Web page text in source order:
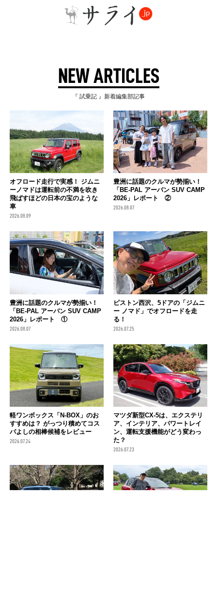
NEW ARTICLES
『 試乗記 』新着編集部記事
オフロード走行で実感！ ジムニ
ーノマドは運転前の不満を吹き
飛ばすほどの日本の宝のような
車
2026.08.09
豊洲に話題のクルマが勢揃い！
「BE-PAL アーバン SUV CAMP
2026」レポート ②
2026.08.07
豊洲に話題のクルマが勢揃い！
「BE-PAL アーバン SUV CAMP
2026」レポート ①
2026.08.07
ピストン西沢、5ドアの「ジムニ
ー ノマド」でオフロードを走
る！
2026.07.25
軽ワンボックス「N-BOX」のお
すすめは？ がっつり積めてコス
パよしの相棒候補をレビュー
2026.07.24
マツダ新型CX-5は、エクステリ
ア、インテリア、パワートレイ
ン、運転支援機能がどう変わっ
た？
2026.07.23